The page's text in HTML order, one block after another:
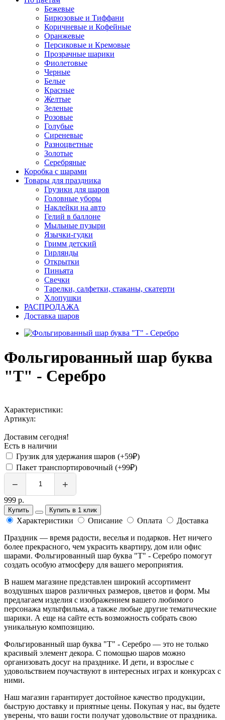
Бежевые
Бирюзовые и Тиффани
Коричневые и Кофейные
Оранжевые
Персиковые и Кремовые
Прозрачные шарики
Фиолетовые
Черные
Белые
Красные
Желтые
Зеленые
Розовые
Голубые
Сиреневые
Разноцветные
Золотые
Серебряные
Коробка с шарами
Товары для праздника
Грузики для шаров
Головные уборы
Наклейки на авто
Гелий в баллоне
Мыльные пузыри
Язычки-гудки
Гримм детский
Гирлянды
Открытки
Пиньята
Свечки
Тарелки, салфетки, стаканы, скатерти
Хлопушки
РАСПРОДАЖА
Доставка шаров
Фольгированный шар буква
"Т" - Серебро
Характеристики:
Артикул:
Доставим сегодня!
Есть в наличии
Грузик для удержания шаров (+59₽)
Пакет транспортировочный (+99₽)
− +
999 р.
Купить Купить в 1 клик
Характеристики Описание Оплата
Доставка
Праздник — время радости, веселья и подарков. Нет ничего
более прекрасного, чем украсить квартиру, дом или офис
шарами. Фольгированный шар буква "Т" - Серебро помогут
создать особую атмосферу для вашего мероприятия.
В нашем магазине представлен широкий ассортимент
воздушных шаров различных размеров, цветов и форм. Мы
предлагаем изделия с изображением вашего любимого
персонажа мультфильма, а также любые другие тематические
шарики. А еще на сайте есть возможность собрать свою
уникальную композицию.
Фольгированный шар буква "Т" - Серебро — это не только
красивый элемент декора. С помощью шаров можно
организовать досуг на празднике. И дети, и взрослые с
удовольствием поучаствуют в интересных играх и конкурсах с
ними.
Наш магазин гарантирует достойное качество продукции,
быструю доставку и приятные цены. Покупая у нас, вы будете
уверены, что ваши гости получат удовольствие от праздника.